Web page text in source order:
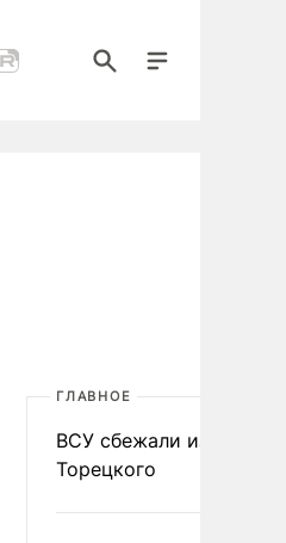
ГЛАВНОЕ
ВСУ сбежали из
Торецкого